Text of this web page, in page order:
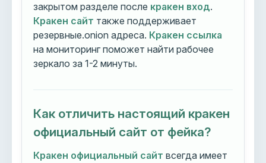
закрытом разделе после кракен вход.
Кракен сайт также поддерживает
резервные.onion адреса. Кракен ссылка
на мониторинг поможет найти рабочее
зеркало за 1-2 минуты.
Как отличить настоящий кракен
официальный сайт от фейка?
Кракен официальный сайт всегда имеет